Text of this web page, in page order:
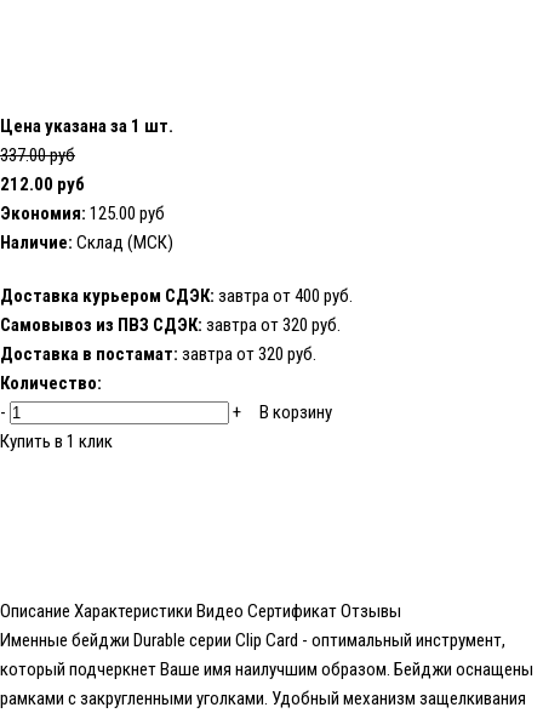
Цена указана за 1 шт.
337.00 руб
212.00 руб
Экономия: 125.00 руб
Наличие: Склад (МСК)
Доставка курьером СДЭК: завтра от 400 руб.
Самовывоз из ПВЗ СДЭК: завтра от 320 руб.
Доставка в постамат: завтра от 320 руб.
Количество:
-
+
В корзину
Купить в 1 клик
Описание Характеристики Видео СертификатОтзывы
Именные бейджи Durable серии Clip Card - оптимальный инструмент,
который подчеркнет Ваше имя наилучшим образом. Бейджи оснащены
рамками с закругленными уголками. Удобный механизм защелкивания